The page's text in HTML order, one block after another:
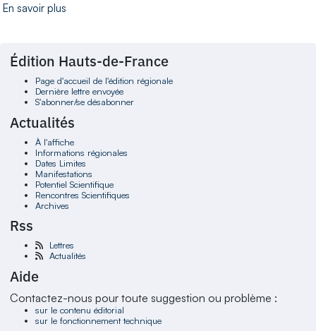
En savoir plus
Édition Hauts-de-France
Page d'accueil de l'édition régionale
Dernière lettre envoyée
S'abonner/se désabonner
Actualités
À l'affiche
Informations régionales
Dates Limites
Manifestations
Potentiel Scientifique
Rencontres Scientifiques
Archives
Rss
Lettres
Actualités
Aide
Contactez-nous pour toute suggestion ou problème :
sur le contenu éditorial
sur le fonctionnement technique